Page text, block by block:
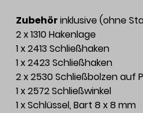
Zubehörinklusive (ohne
2 x 1310 Hakenlage
1 x 2413 Schließhaken
1 x 2423 Schließhaken
2 x 2530 Schließbolzen auf
1 x 2572 Schließwinkel
1 x Schlüssel, Bart 8 x 8 mm